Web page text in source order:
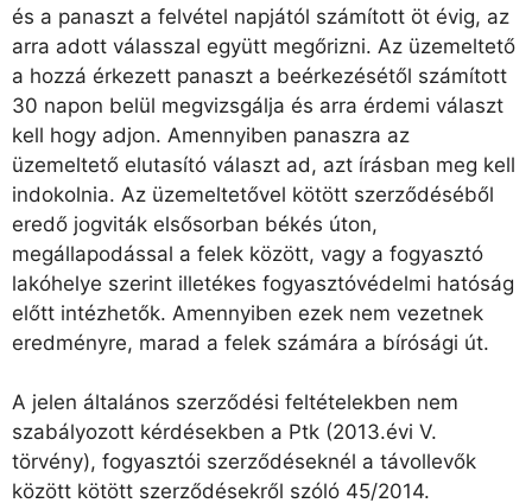
és a panaszt a felvétel napjától számított öt évig, az
arra adott válasszal együtt megőrizni. Az üzemeltető
a hozzá érkezett panaszt a beérkezésétől számított
30 napon belül megvizsgálja és arra érdemi választ
kell hogy adjon. Amennyiben panaszra az
üzemeltető elutasító választ ad, azt írásban meg kell
indokolnia. Az üzemeltetővel kötött szerződéséből
eredő jogviták elsősorban békés úton,
megállapodással a felek között, vagy a fogyasztó
lakóhelye szerint illetékes fogyasztóvédelmi hatóság
előtt intézhetők. Amennyiben ezek nem vezetnek
eredményre, marad a felek számára a bírósági út.
A jelen általános szerződési feltételekben nem
szabályozott kérdésekben a Ptk (2013.évi V.
törvény), fogyasztói szerződéseknél a távollevők
között kötött szerződésekről szóló 45/2014.